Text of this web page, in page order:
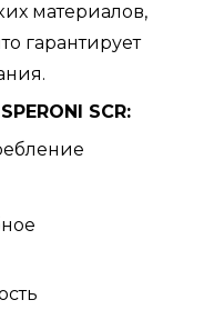
материалов,
гарантирует
SCR: